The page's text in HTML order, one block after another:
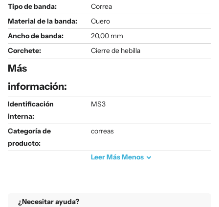
Tipo de banda:
Correa
Material de la banda:
Cuero
Ancho de banda:
20,00 mm
Corchete:
Cierre de hebilla
Más
información:
Identificación
interna:
MS3
Categoría de
producto:
correas
LeerMásMenos
¿Necesitar ayuda?